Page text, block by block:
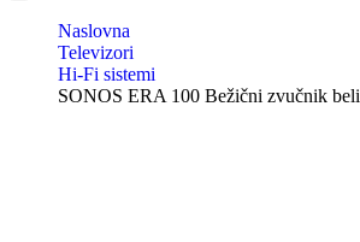
Naslovna
Televizori
Hi-Fi sistemi
SONOS ERA 100 Bežični zvučnik beli